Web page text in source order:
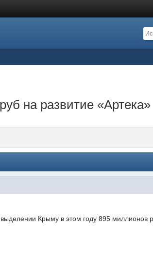
на развитие «Артека»
Крыму в этом году 895 миллионов